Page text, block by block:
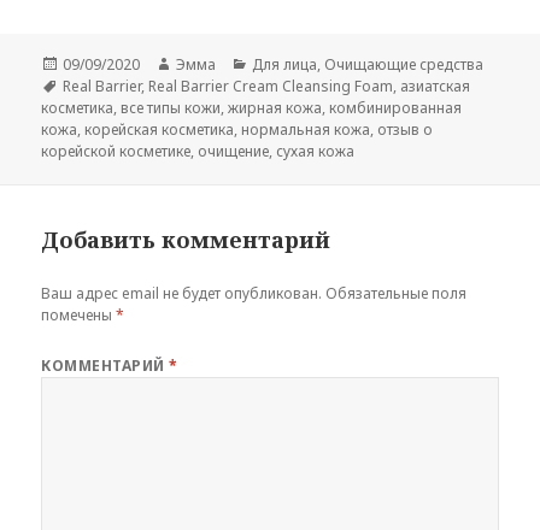
Опубликовано
09/09/2020 Автор
Эмма Рубрики
Для лица, Очищающие средства
Метки
Real Barrier, Real Barrier Cream Cleansing Foam, азиатская
косметика, все типы кожи,жирная кожа, комбинированная
кожа, корейская косметика, нормальная кожа, отзыв о
корейской косметике, очищение, сухая кожа
Добавить комментарий
Ваш адрес email не будет опубликован. Обязательные поля
помечены*
КОММЕНТАРИЙ*